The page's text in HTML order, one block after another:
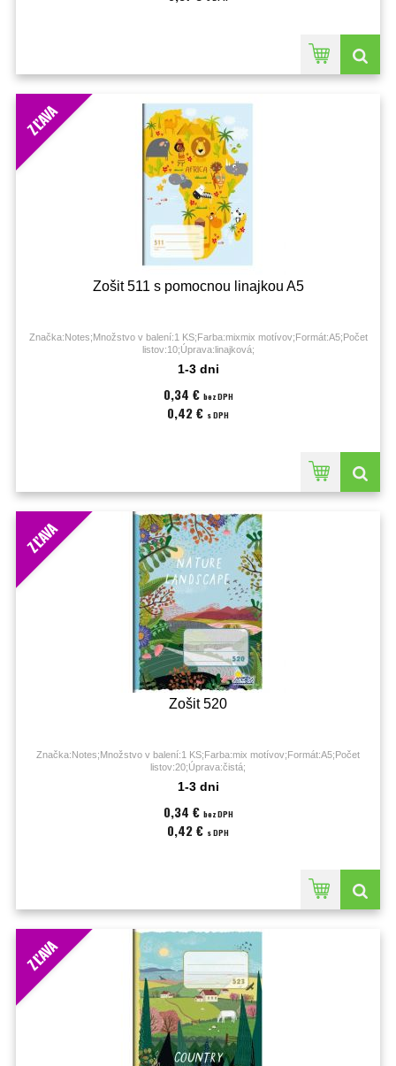
ZĽAVA
Zošit 511 s pomocnou linajkou A5
Značka:Notes;Množstvo v balení:1 KS;Farba:mixmix motívov;Formát:A5;Počet
listov:10;Úprava:linajková;
1-3 dni
0,34 € bez DPH
0,42 € s DPH
ZĽAVA
Zošit 520
Značka:Notes;Množstvo v balení:1 KS;Farba:mix motívov;Formát:A5;Počet
listov:20;Úprava:čistá;
1-3 dni
0,34 € bez DPH
0,42 € s DPH
ZĽAVA